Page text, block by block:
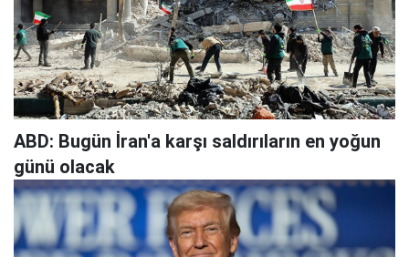
ABD: Bugün İran'a karşı saldırıların en yoğun
günü olacak